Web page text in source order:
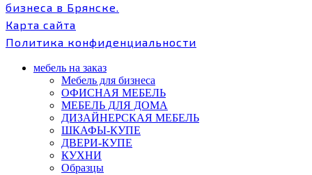
бизнеса в Брянске.
Карта сайта
Политика конфиденциальности
мебель на заказ
Мебель для бизнеса
ОФИСНАЯ МЕБЕЛЬ
МЕБЕЛЬ ДЛЯ ДОМА
ДИЗАЙНЕРСКАЯ МЕБЕЛЬ
ШКАФЫ-КУПЕ
ДВЕРИ-КУПЕ
КУХНИ
Образцы